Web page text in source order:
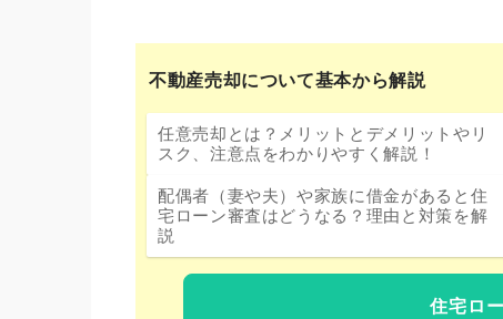
不動産売却について基本から解説
任意売却とは？メリットとデメリットやリ
スク、注意点をわかりやすく解説！
配偶者（妻や夫）や家族に借金があると住
宅ローン審査はどうなる？理由と対策を解
説
住宅ロ